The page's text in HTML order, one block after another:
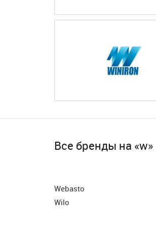
Все бренды на «w»
Webasto
Wilo